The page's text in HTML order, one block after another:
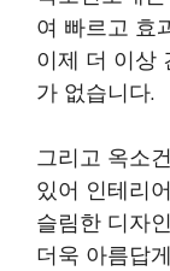
여 빠르고 효
이제 더 이상
가 없습니다.
그리고 옥소
있어 인테리
슬림한 디자
더욱 아름답